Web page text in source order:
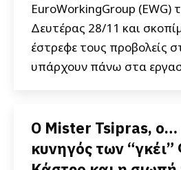
EuroWorkingGroup (EWG)
Δευτέρας 28/11 και
έστρεφε τους προβολείς
υπάρχουν πάνω στα
Ο Mister Tsipras, ο…
κυνηγός των “γκέι”